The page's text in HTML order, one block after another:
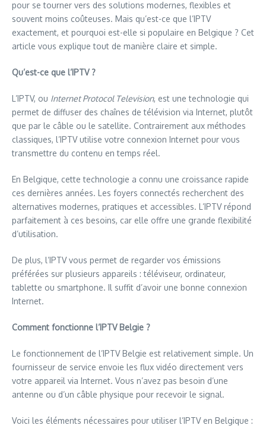
pour se tourner vers des solutions modernes, flexibles et
souvent moins coûteuses. Mais qu’est-ce que l’IPTV
exactement, et pourquoi est-elle si populaire en Belgique ? Cet
article vous explique tout de manière claire et simple.
Qu’est-ce que l’IPTV ?
L’IPTV, ou Internet Protocol Television, est une technologie qui
permet de diffuser des chaînes de télévision via Internet, plutôt
que par le câble ou le satellite. Contrairement aux méthodes
classiques, l’IPTV utilise votre connexion Internet pour vous
transmettre du contenu en temps réel.
En Belgique, cette technologie a connu une croissance rapide
ces dernières années. Les foyers connectés recherchent des
alternatives modernes, pratiques et accessibles. L’IPTV répond
parfaitement à ces besoins, car elle offre une grande flexibilité
d’utilisation.
De plus, l’IPTV vous permet de regarder vos émissions
préférées sur plusieurs appareils : téléviseur, ordinateur,
tablette ou smartphone. Il suffit d’avoir une bonne connexion
Internet.
Comment fonctionne l’IPTV Belgie ?
Le fonctionnement de l’IPTV Belgie est relativement simple. Un
fournisseur de service envoie les flux vidéo directement vers
votre appareil via Internet. Vous n’avez pas besoin d’une
antenne ou d’un câble physique pour recevoir le signal.
Voici les éléments nécessaires pour utiliser l’IPTV en Belgique :